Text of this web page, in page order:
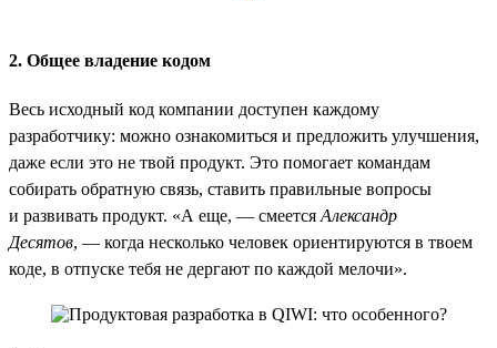
2. Общее владение кодом
Весь исходный код компании доступен каждому
разработчику: можно ознакомиться и предложить улучшения,
даже если это не твой продукт. Это помогает командам
собирать обратную связь, ставить правильные вопросы
и развивать продукт. «А еще, — смеется Александр
Десятов, — когда несколько человек ориентируются в твоем
коде, в отпуске тебя не дергают по каждой мелочи».